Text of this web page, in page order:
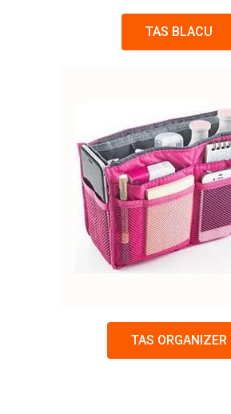
TAS BLACU
TAS ORGANIZER